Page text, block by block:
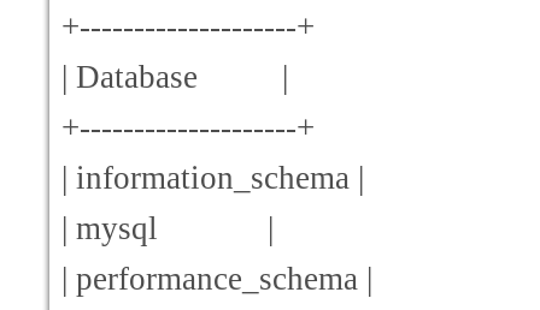
+--------------------+
| Database |
+--------------------+
| information_schema |
| mysql |
| performance_schema |